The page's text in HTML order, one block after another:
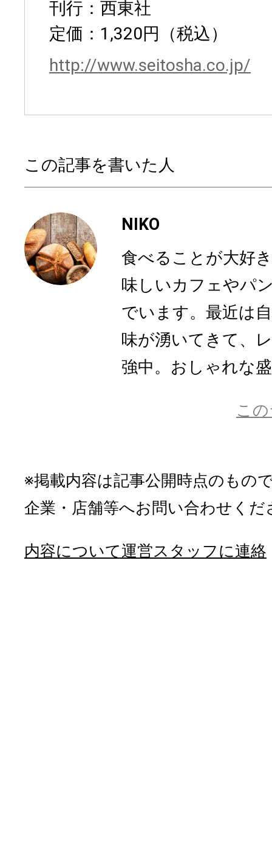
刊行：西東社
定価：1,320円（税込）
http://www.seitosha.co.jp/
この記事を書いた人
NIKO
食べることが大好
味しいカフェやパ
でいます。最近は
味が湧いてきて、
強中。おしゃれな
こ
※掲載内容は記事公開時点のもの
企業・店舗等へお問い合わせくだ
内容について運営スタッフに連絡